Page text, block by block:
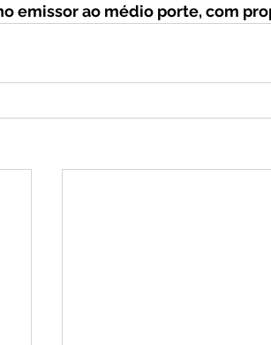
emissor ao médio porte, com